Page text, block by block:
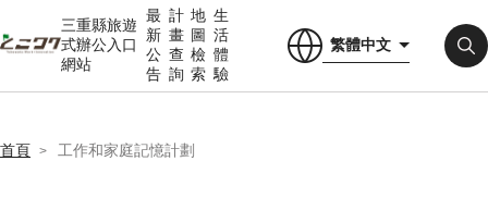
三重縣旅遊
式辦公入口
網站
最
新
公
告
計
畫
查
詢
地
圖
檢
索
生
活
體
驗
繁體中文
首頁 工作和家庭記憶計劃